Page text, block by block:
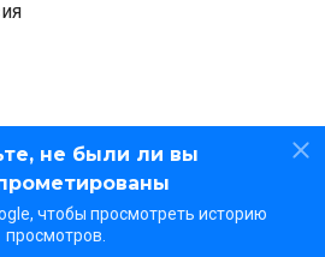
не были ли вы
чтобы просмотреть историю
просмотров.